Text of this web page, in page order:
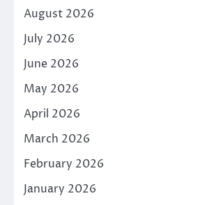
August 2026
July 2026
June 2026
May 2026
April 2026
March 2026
February 2026
January 2026